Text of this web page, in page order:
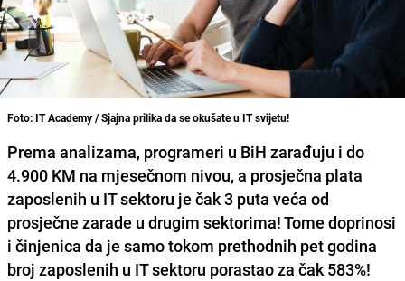
Foto: IT Academy / Sjajna prilika da se okušate u IT svijetu!
Prema analizama, programeri u BiH zarađuju i do
4.900 KM na mjesečnom nivou, a prosječna plata
zaposlenih u IT sektoru je čak 3 puta veća od
prosječne zarade u drugim sektorima! Tome doprinosi
i činjenica da je samo tokom prethodnih pet godina
broj zaposlenih u IT sektoru porastao za čak 583%!